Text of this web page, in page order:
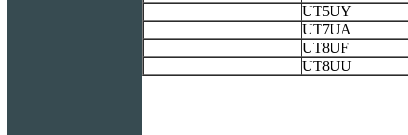
UT5UY
UT7UA
UT8UF
UT8UU